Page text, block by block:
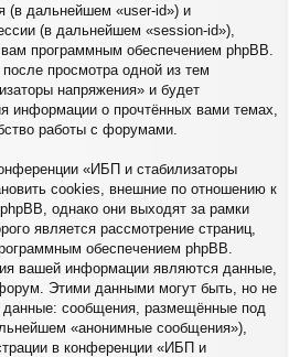
(в дальнейшем «user-id») и
(в дальнейшем «session-id»),
программным обеспечением phpBB.
просмотра одной из тем
напряжения» и будет
информации о прочтённых вами темах,
работы с форумами.
«ИБП и стабилизаторы
cookies, внешние по отношению к
однако они выходят за рамки
является рассмотрение страниц,
обеспечением phpBB.
вашей информации являются данные,
Этими данными могут быть, но не
сообщения, размещённые под
«анонимные сообщения»),
в конференции «ИБП и